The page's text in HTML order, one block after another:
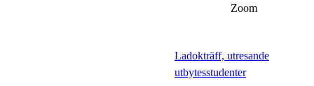
Zoom
Ladokträff, utresande
utbytesstudenter